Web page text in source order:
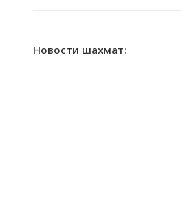
Новости шахмат: